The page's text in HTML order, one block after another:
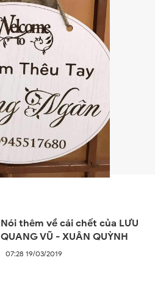
Nói thêm về cái chết của LƯU
QUANG VŨ - XUÂN QUỲNH
07:28 19/03/2019